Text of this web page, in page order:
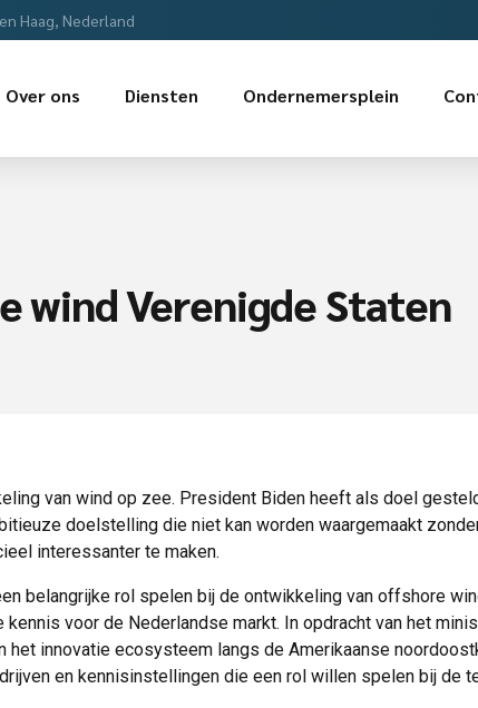
Haag, Nederland
Over ons Diensten Ondernemersplein
wind Verenigde Staten
van wind op zee. President Biden heeft als doel
doelstelling die niet kan worden waargemaakt
interessanter te maken.
belangrijke rol spelen bij de ontwikkeling van offshore
voor de Nederlandse markt. In opdracht van het
het innovatie ecosysteem langs de Amerikaanse
en kennisinstellingen die een rol willen spelen bij de